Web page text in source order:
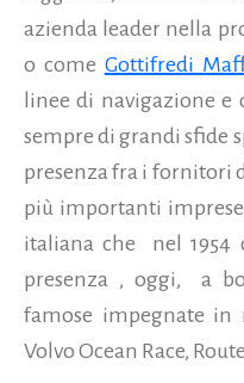
azienda leader nella
o come Gottifredi
linee di navigazione
sempre di grandi sfide
presenza fra i fornitori
più importanti
italiana che nel 1954
presenza , oggi, a
famose impegnate in
Volvo Ocean Race,